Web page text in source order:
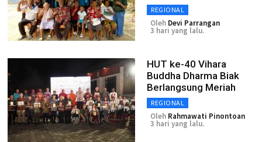
REGIONAL
Oleh Devi Parrangan
3 hari yang lalu.
HUT ke-40 Vihara
Buddha Dharma Biak
Berlangsung Meriah
REGIONAL
Oleh Rahmawati Pinontoan
3 hari yang lalu.